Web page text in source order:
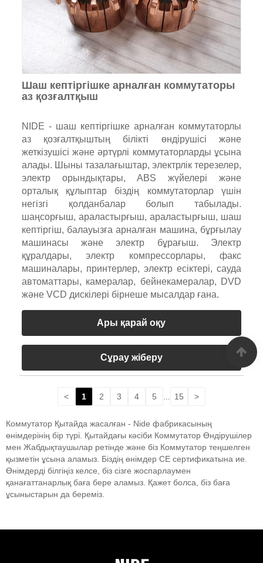
Шаш кептіргішке арналған коммутаторы
аз қозғалтқыш
NIDE - шаш кептіргішке арналған коммутаторлы
аз қозғалтқыштың білікті өндірушісі және
жеткізушісі және әртүрлі коммутаторларды ұсына
алады. Шыны тазалағыштар, электрлік терезелер,
электр орындықтары, ABS жүйелері және
орталық құлыптар біздің коммутаторлар үшін
негізгі қолданбалар болып табылады.
шаңсорғыш, араластырғыш, араластырғыш, шаш
кептіргіш, балауызға арналған машина, бұрғылау
машинасы және электр бұрағыш. Электр
құралдары, электр компрессорлары, факс
машиналары, принтерлер, электр есіктері, сауда
автоматтары, камералар, бейнекамералар, DVD
және VCD дискілері бірнеше мысалдар ғана.
Ары қарай оқу
Сұрау жіберу
< 1 2 3 4 5 ... 15 >
Коммутатор Қытайда жасалған - Nide фабрикасының
өнімдерінің бір түрі. Қытайдағы кәсіби Коммутатор Өндірушілер
мен Жабдықтаушылар ретінде және біз Коммутатор теңшелген
қызметін ұсына аламыз. Біздің өнімдер CE сертификатына ие.
Өнімдерді білгіңіз келсе, біз сізге жоспарлаумен
қанағаттанарлық баға бере аламыз. Қажет болса, біз баға
ұсыныстарын да береміз.